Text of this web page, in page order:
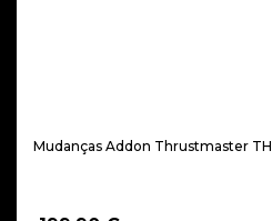
Mudanças Addon Thrustmaster